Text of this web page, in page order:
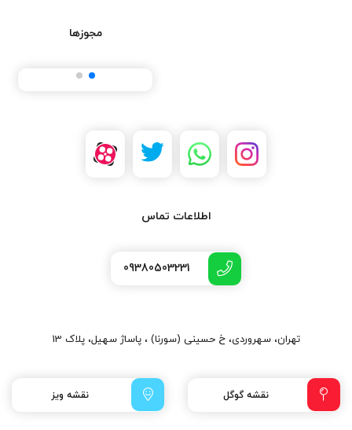
مجوزها
اطلاعات تماس
09380503231
تهران، سهروردی، خ حسینی (سورنا) ، پاساژ سهیل، پلاک 13
نقشه گوگل نقشه ویز